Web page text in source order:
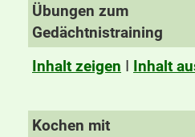
Übungen zum
Gedächtnistraining
Inhalt zeigen I Inhalt
Kochen mit